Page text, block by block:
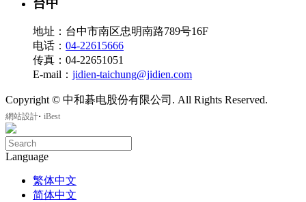
地址：台中市南区忠明南路789号16F
电话： 04-22615666
传真：04-22651051
E-mail： jidien-taichung@jidien.com
Copyright © 中和碁电股份有限公司. All Rights Reserved.
網站設計‧ iBest
Language
繁体中文
简体中文